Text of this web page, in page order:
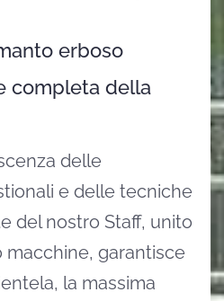
erboso
completa della
delle
e delle tecniche
del nostro Staff, unito
macchine, garantisce
la massima